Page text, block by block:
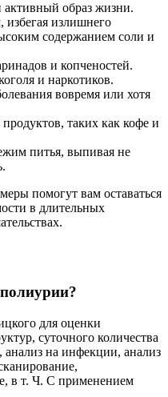
образ жизни.
избегая излишнего
содержанием соли и
и копченостей.
и наркотиков.
вовремя или хотя
таких как кофе и
питья, выпивая не
помогут вам оставаться
в длительных
для оценки
суточного количества
на инфекции, анализ
в т. Ч. С применением